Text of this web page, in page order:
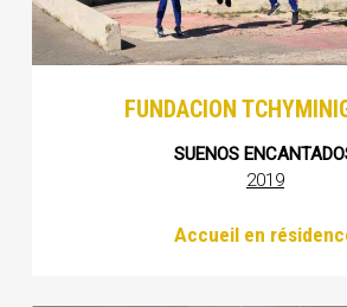
FUNDACION
SUENOS
2019
Accueil en